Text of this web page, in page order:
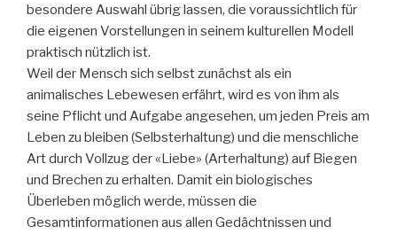
besondere Auswahl übrig lassen, die voraussichtlich für
die eigenen Vorstellungen in seinem kulturellen Modell
praktisch nützlich ist.
Weil der Mensch sich selbst zunächst als ein
animalisches Lebewesen erfährt, wird es von ihm als
seine Pflicht und Aufgabe angesehen, um jeden Preis am
Leben zu bleiben (Selbsterhaltung) und die menschliche
Art durch Vollzug der «Liebe» (Arterhaltung) auf Biegen
und Brechen zu erhalten. Damit ein biologisches
Überleben möglich werde, müssen die
Gesamtinformationen aus allen Gedächtnissen und